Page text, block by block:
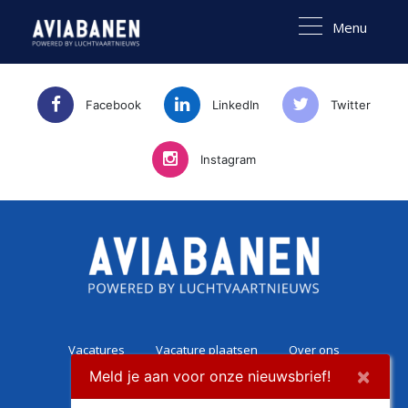
Menu
Facebook LinkedIn Twitter
Instagram
Vacatures Vacature plaatsen
Over ons
Career Experience
Contact
Meld je aan voor onze nieuwsbrief! ×